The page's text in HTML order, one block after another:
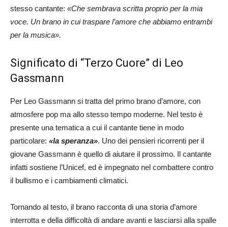
stesso cantante: «Che sembrava scritta proprio per la mia
voce. Un brano in cui traspare l’amore che abbiamo entrambi
per la musica».
Significato di “Terzo Cuore” di Leo
Gassmann
Per Leo Gassmann si tratta del primo brano d’amore, con
atmosfere pop ma allo stesso tempo moderne. Nel testo è
presente una tematica a cui il cantante tiene in modo
particolare: «la speranza». Uno dei pensieri ricorrenti per il
giovane Gassmann è quello di aiutare il prossimo. Il cantante
infatti sostiene l’Unicef, ed è impegnato nel combattere contro
il bullismo e i cambiamenti climatici.
Tornando al testo, il brano racconta di una storia d’amore
interrotta e della difficoltà di andare avanti e lasciarsi alla spalle